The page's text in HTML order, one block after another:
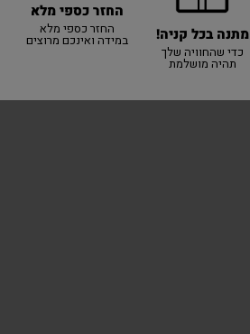
מתנה בכל קניה!
כדי שהחוויה שלך
תהיה מושלמת
החזר כספי מלא
החזר כספי מלא
במידה ואינכם מרוצים